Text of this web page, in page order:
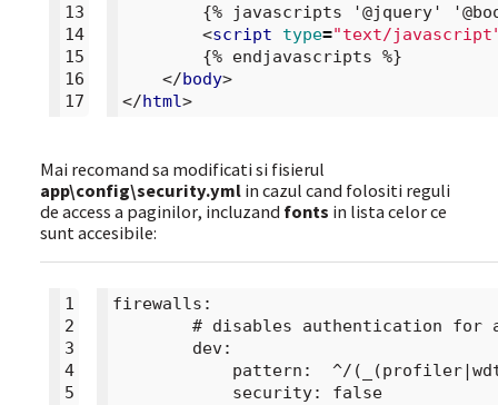
13
14
15
16
17
{% javascripts '@jquery'
<script type="text/
        {% endjavascripts %}
</body>
</html>
Mai recomand sa modificati si fisierul
app\config\security.ymlin cazul cand folositi reguli
de access a paginilor, incluzand fonts in lista celor ce
sunt accesibile:
1
2
3
4
5
firewalls:
# disables authentication for
        dev:
pattern:  ^/
            security: false